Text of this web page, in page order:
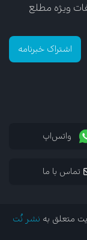
ویژه مطلع
اشتراک خبرنامه
واتس‌اپ
تماس با ما
نشر نُت